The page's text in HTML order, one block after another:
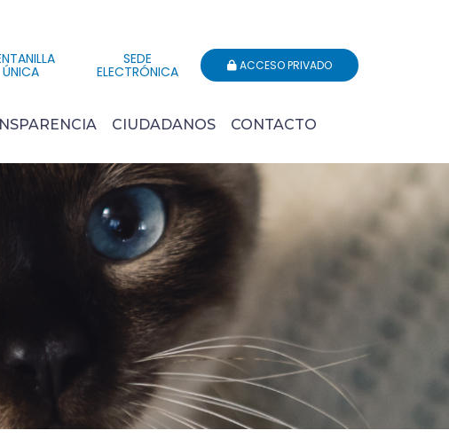
ÚNICA
SEDE
ELECTRÓNICA ACCESO PRIVADO
CIUDADANOS CONTACTO